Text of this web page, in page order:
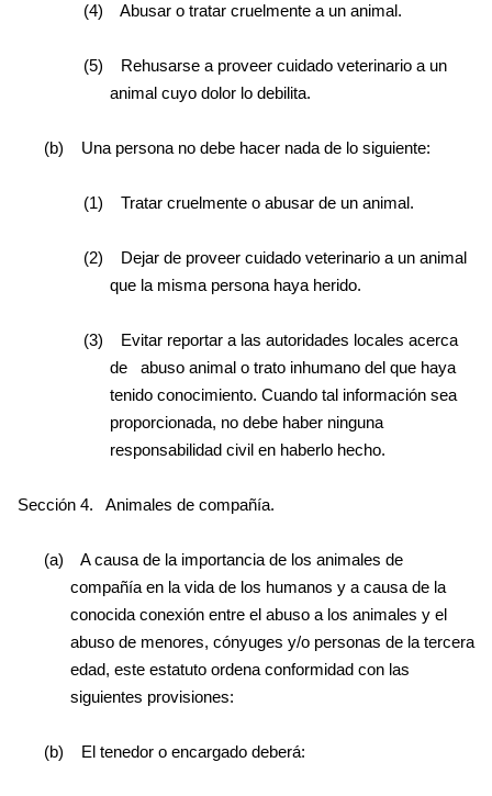
(4) Abusar o tratar cruelmente a un animal.
(5)
Rehusarse a proveer cuidado veterinario a un
animal cuyo dolor lo debilita.
(b) Una persona no debe hacer nada de lo siguiente:
(1) Tratar cruelmente o abusar de un animal.
(2)
Dejar de proveer cuidado veterinario a un animal
que la misma persona haya herido.
(3)
Evitar reportar a las autoridades locales acerca
de
abuso animal o trato inhumano del que haya
tenido conocimiento. Cuando tal información sea
proporcionada, no debe haber ninguna
responsabilidad civil en haberlo hecho.
Sección 4. Animales de compañía.
(a)
A causa de la importancia de los animales de
compañía en la vida de los humanos y a causa de la
conocida conexión entre el abuso a los animales y el
abuso de menores, cónyuges y/o personas de la tercera
edad, este estatuto ordena conformidad con las
siguientes provisiones:
(b) El tenedor o encargado deberá: